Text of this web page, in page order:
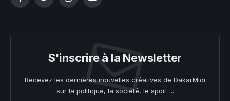
FacebookTwitterInstagramYouTube
S'inscrire à la Newsletter
Recevez les dernières nouvelles créatives de DakarMidi
sur la politique, la société, le sport ...